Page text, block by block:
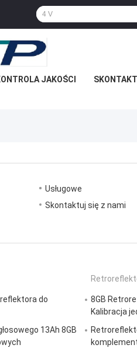
JAKOŚCI
Usługowe
Skontaktuj się z nami
do
13Ah 8GB
8GB
Kalibracja